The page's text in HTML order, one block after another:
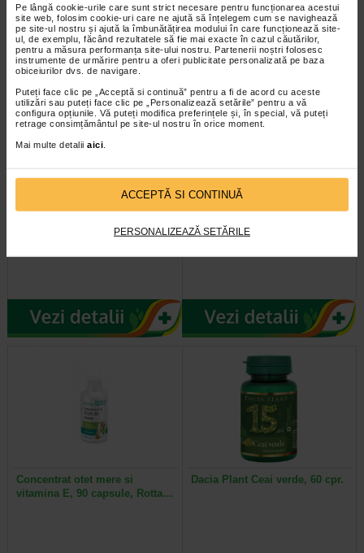
Pe lângă cookie-urile care sunt strict necesare pentru funcționarea acestui
site web, folosim cookie-uri care ne ajută să înțelegem cum se navighează
pe site-ul nostru și ajută la îmbunătățirea modului în care funcționează site-
ul, de exemplu, făcând rezultatele să fie mai exacte în cazul căutărilor,
pentru a măsura performanța site-ului nostru. Partenerii noștri folosesc
instrumente de urmărire pentru a oferi publicitate personalizată pe baza
obiceiurilor dvs. de navigare.
Puteți face clic pe „Acceptă si continuă” pentru a fi de acord cu aceste
utilizări sau puteți face clic pe „Personalizează setările” pentru a vă
configura opțiunile. Vă puteți modifica preferințele și, în special, vă puteți
retrage consimțământul pe site-ul nostru în orice moment.
Mai multe detalii aici
ACCEPTĂ SI CONTINUĂ
PERSONALIZEAZĂ SETĂRILE
sucroza, Zaharina reprezinta o…
FibrobarR cu ceai verde -
Alevia Silfide complex de
slabit forte X 100 comprimate
Concentrat otet mere si
vitamina E, 90 capsule, Rotta…
Dacia Plant Ceai verde, 60 cpr.